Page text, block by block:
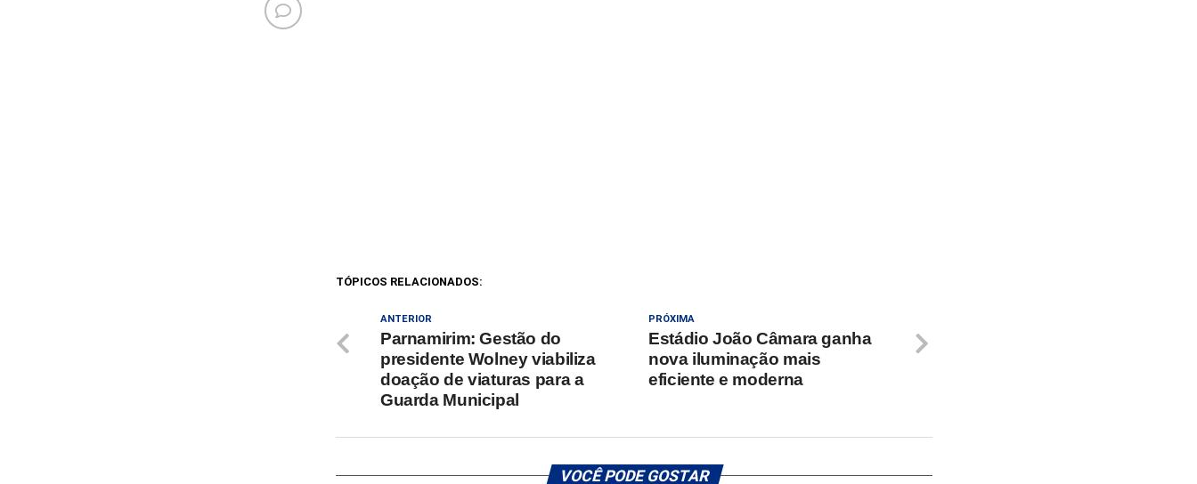
TÓPICOS RELACIONADOS:
PRÓXIMA
Estádio João Câmara ganha
nova iluminação mais
eficiente e moderna
ANTERIOR
Parnamirim: Gestão do
presidente Wolney viabiliza
doação de viaturas para a
Guarda Municipal
VOCÊ PODE GOSTAR